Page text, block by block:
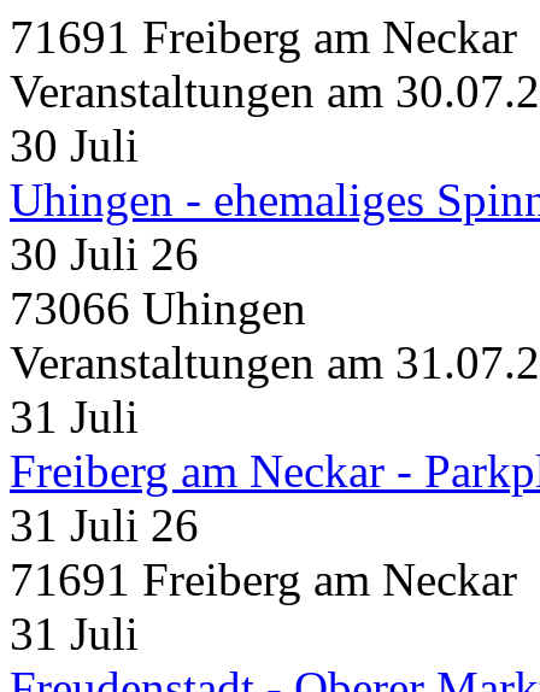
71691 Freiberg am Neckar
Veranstaltungen am
30 Juli
Uhingen - ehemaliges
30 Juli 26
73066 Uhingen
Veranstaltungen am
31 Juli
Freiberg am Neckar -
31 Juli 26
71691 Freiberg am Neckar
31 Juli